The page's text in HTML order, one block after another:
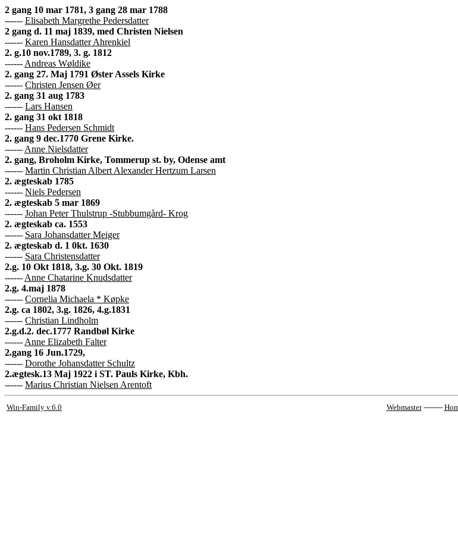
2 gang 10 mar 1781, 3 gang 28 mar 1788
------ Elisabeth Margrethe Pedersdatter
2 gang d. 11 maj 1839, med Christen Nielsen
------ Karen Hansdatter Ahrenkiel
2. g.10 nov.1789, 3. g. 1812
------ Andreas Wøldike
2. gang 27. Maj 1791 Øster Assels Kirke
------ Christen Jensen Øer
2. gang 31 aug 1783
------ Lars Hansen
2. gang 31 okt 1818
------ Hans Pedersen Schmidt
2. gang 9 dec.1770 Grene Kirke.
------ Anne Nielsdatter
2. gang, Broholm Kirke, Tommerup st. by, Odense amt
------ Martin Christian Albert Alexander Hertzum Larsen
2. ægteskab 1785
------ Niels Pedersen
2. ægteskab 5 mar 1869
------ Johan Peter Thulstrup -Stubbumgård- Krog
2. ægteskab ca. 1553
------ Sara Johansdatter Meiger
2. ægteskab d. 1 0kt. 1630
------ Sara Christensdatter
2.g. 10 Okt 1818, 3.g. 30 Okt. 1819
------ Anne Chatarine Knudsdatter
2.g. 4.maj 1878
------ Cornelia Michaela * Køpke
2.g. ca 1802, 3.g. 1826, 4.g.1831
------ Christian Lindholm
2.g.d.2. dec.1777 Randbøl Kirke
------ Anne Elizabeth Falter
2.gang 16 Jun.1729,
------ Dorothe Johansdatter Schultz
2.ægtesk.13 Maj 1922 i ST. Pauls Kirke, Kbh.
------ Marius Christian Nielsen Arentoft
Win-Family v.6.0 Webmaster--------